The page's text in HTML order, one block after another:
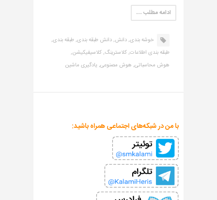
ادامه مطلب …
خوشه بندی,دانش,دانش طبقه بندی,طبقه بندی,
طبقه بندی اطلاعات,کلاسترینگ,کلاسیفیکیشن,
هوش محاسباتی, هوش مصنوعی, یادگیری ماشین
با من در شبکه‌های اجتماعی همراه باشید: